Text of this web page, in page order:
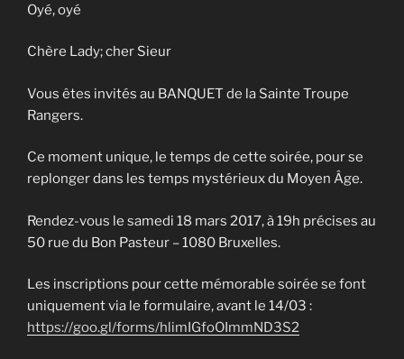
Oyé, oyé
Chère Lady; cher Sieur
Vous êtes invités au BANQUET de la Sainte Troupe
Rangers.
Ce moment unique, le temps de cette soirée, pour se
replonger dans les temps mystérieux du Moyen Âge.
Rendez-vous le samedi 18 mars 2017, à 19h précises au
50 rue du Bon Pasteur – 1080 Bruxelles.
Les inscriptions pour cette mémorable soirée se font
uniquement via le formulaire, avant le 14/03 :
https://goo.gl/forms/hlimIGfoOImmND3S2